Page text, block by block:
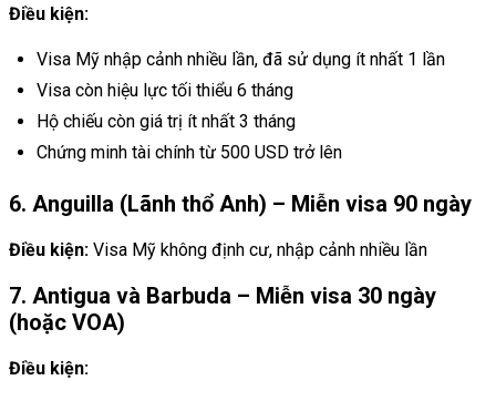
Điều kiện:
Visa Mỹ nhập cảnh nhiều lần, đã sử dụng ít nhất 1 lần
Visa còn hiệu lực tối thiểu 6 tháng
Hộ chiếu còn giá trị ít nhất 3 tháng
Chứng minh tài chính từ 500 USD trở lên
6. Anguilla (Lãnh thổ Anh) – Miễn visa 90 ngày
Điều kiện: Visa Mỹ không định cư, nhập cảnh nhiều lần
7. Antigua và Barbuda – Miễn visa 30 ngày
(hoặc VOA)
Điều kiện: